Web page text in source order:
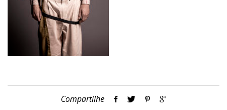
Compartilhe